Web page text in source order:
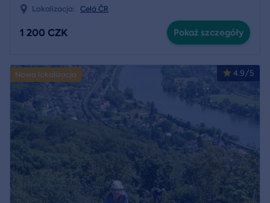
Lokalizacja: Celá ČR
1 200 CZK Pokaż szczegóły
4.9/5
Nowa lokalizacja